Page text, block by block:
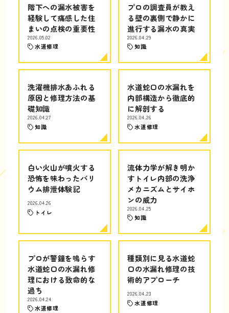
階下への漏水被害を
経験して痛感した住
まいの点検の重要性
2026.05.02
水道修理
プロの調査員が教え
る壁の裏側で静かに
進行する漏水の真実
2026.04.29
知識
洗濯機排水あふれる
原因と修理方法の基
礎知識
2026.04.27
知識
水道蛇口の水漏れを
内部構造から徹底的
に解剖する
2026.04.26
水道修理
白い火山が噴火する
恐怖を味わったバリ
ウム排泄体験記
2026.04.26
トイレ
流体力学が解き明か
すトイレ内部の洗浄
メカニズムとサイホ
ンの威力
2026.04.25
知識
プロが警鐘を鳴らす
水道蛇口の水漏れ修
理における致命的な
過ち
2026.04.24
水道修理
種類別に見る水道蛇
口の水漏れ修理の技
術的アプローチ
2026.04.23
水道修理